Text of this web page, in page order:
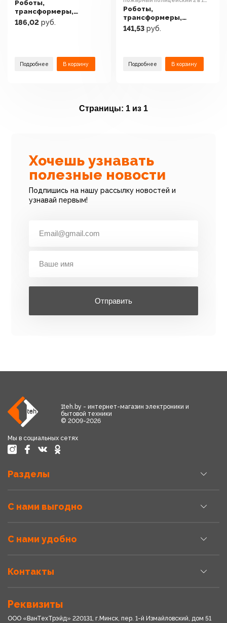
Роботы,
трансформеры,
фигурки Crossbot
Динозавр Рекс 870701
186,02 руб.
Подробнее В корзину
YS4013D
Роботы,
трансформеры,
фигурки GoGo Bus
Пожарный
141,53 руб.
Подробнее В корзину
Страницы: 1 из 1
Хочешь узнавать
полезные новости
Подпишись на нашу рассылку новостей и
узнавай первым!
Отправить
1teh.by - интернет-магазин электроники и
бытовой техники
© 2009-2026
Мы в социальных сетях
Разделы
С нами выгодно
С нами удобно
Контакты
Реквизиты
ООО «ВанТехТрэйд» 220131, г.Минск, пер. 1-й Измайловский, дом 51